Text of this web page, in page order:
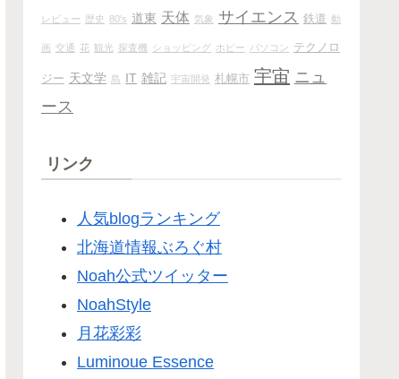
レビュー 歴史 80's 道東 天体 気象 サイエンス 鉄道 動
画 交通 花 観光 探査機 ショッピング ホビー パソコン テクノロ
ジー 天文学 島 IT 雑記 宇宙開発 札幌市 宇宙 ニュ
ース
リンク
人気blogランキング
北海道情報ぶろぐ村
Noah公式ツイッター
NoahStyle
月花彩彩
Luminoue Essence